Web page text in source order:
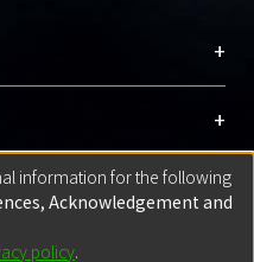
發展、提升研究影響
了解OA）
所有，或由第三方贊
權所有者及第三方同
submission is your
have the right to
檔，可使用
+
+
中心帳號登入
(With ORCID)
+
information for the following
Acknowledgement and
policy.